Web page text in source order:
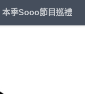
本季Sooo節目巡禮